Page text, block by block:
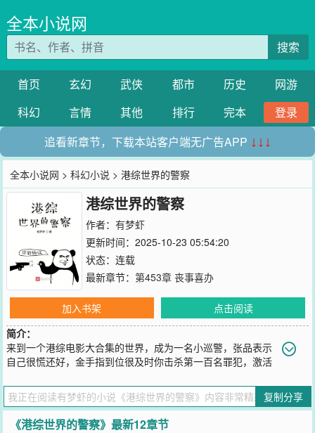
全本小说网
搜索
首页 玄幻 武侠 都市 历史
网游
科幻
言情 其他 排行 完本
登录
追看新章节，下载本站客户端无广告APP ↓↓↓
全本小说网 >科幻小说 > 港综世界的警察
港综世界的警察
作者： 有梦虾
更新时间：2025-10-23 05:54:20
状态：连载
最新章节： 第453章 丧事喜办
加入书架
点击阅读
简介：
来到一个港综电影大合集的世界，成为一名小巡警，张品表示
自己很慌还好，金手指到位很及时你击杀第一百名罪犯，激活
始……群：669378857
您要是觉得《港综世界的警察》还不错的话请不要忘记向您QQ群和微
博微信里的朋友推荐哦！
复制分享
《港综世界的警察》最新12章节